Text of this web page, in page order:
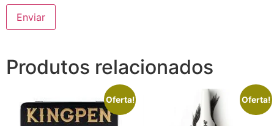
Produtos relacionados
Oferta! Oferta!